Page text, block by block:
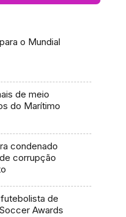
o Mundial
de meio
do Marítimo
condenado
corrupção
de
Awards